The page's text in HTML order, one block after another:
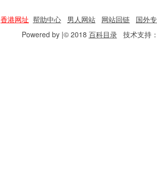
香港网址 帮助中心 男人网站 网站回链
国外
Powered by |© 2018 百科目录技术支持